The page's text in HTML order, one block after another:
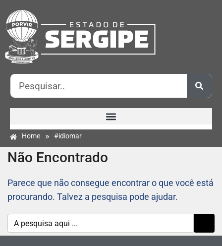
Home » #idiomar
Não Encontrado
Parece que não consegue encontrar o que você está
procurando. Talvez a pesquisa pode ajudar.